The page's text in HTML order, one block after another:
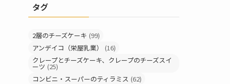
タグ
2層のチーズケーキ (99)
アンデイコ（栄屋乳業）
(16)
クレープとチーズケーキ、クレープのチーズスイ
ーツ (25)
コンビニ・スーパーのティラミス (62)